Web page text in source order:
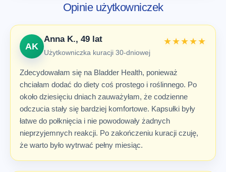
Opinie użytkowniczek
AK
Anna K., 49 lat
Użytkowniczka kuracji 30-dniowej
★★★★★
Zdecydowałam się na Bladder Health, ponieważ
chciałam dodać do diety coś prostego i roślinnego. Po
około dziesięciu dniach zauważyłam, że codzienne
odczucia stały się bardziej komfortowe. Kapsułki były
łatwe do połknięcia i nie powodowały żadnych
nieprzyjemnych reakcji. Po zakończeniu kuracji czuję,
że warto było wytrwać pełny miesiąc.